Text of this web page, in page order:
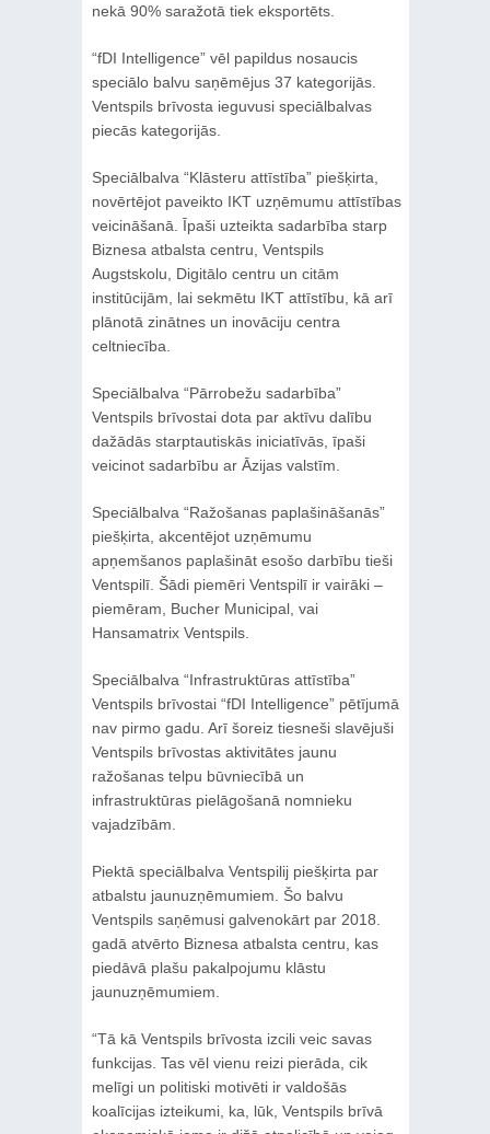
nekā 90% saražotā tiek eksportēts.
“fDI Intelligence” vēl papildus nosaucis
speciālo balvu saņēmējus 37 kategorijās.
Ventspils brīvosta ieguvusi speciālbalvas
piecās kategorijās.
Speciālbalva “Klāsteru attīstība” piešķirta,
novērtējot paveikto IKT uzņēmumu attīstības
veicināšanā. Īpaši uzteikta sadarbība starp
Biznesa atbalsta centru, Ventspils
Augstskolu, Digitālo centru un citām
institūcijām, lai sekmētu IKT attīstību, kā arī
plānotā zinātnes un inovāciju centra
celtniecība.
Speciālbalva “Pārrobežu sadarbība”
Ventspils brīvostai dota par aktīvu dalību
dažādās starptautiskās iniciatīvās, īpaši
veicinot sadarbību ar Āzijas valstīm.
Speciālbalva “Ražošanas paplašināšanās”
piešķirta, akcentējot uzņēmumu
apņemšanos paplašināt esošo darbību tieši
Ventspilī. Šādi piemēri Ventspilī ir vairāki –
piemēram, Bucher Municipal, vai
Hansamatrix Ventspils.
Speciālbalva “Infrastruktūras attīstība”
Ventspils brīvostai “fDI Intelligence” pētījumā
nav pirmo gadu. Arī šoreiz tiesneši slavējuši
Ventspils brīvostas aktivitātes jaunu
ražošanas telpu būvniecībā un
infrastruktūras pielāgošanā nomnieku
vajadzībām.
Piektā speciālbalva Ventspilij piešķirta par
atbalstu jaunuzņēmumiem. Šo balvu
Ventspils saņēmusi galvenokārt par 2018.
gadā atvērto Biznesa atbalsta centru, kas
piedāvā plašu pakalpojumu klāstu
jaunuzņēmumiem.
“Tā kā Ventspils brīvosta izcili veic savas
funkcijas. Tas vēl vienu reizi pierāda, cik
melīgi un politiski motivēti ir valdošās
koalīcijas izteikumi, ka, lūk, Ventspils brīvā